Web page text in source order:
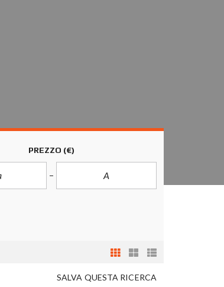
PREZZO (€)
SALVA QUESTA RICERCA